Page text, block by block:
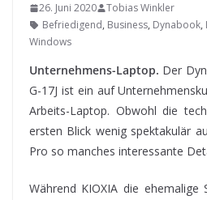
26. Juni 2020
Tobias Winkler
Befriedigend, Business, Dynabook,
Windows
Unternehmens-Laptop. Der
G-17J ist ein auf
Arbeits-Laptop. Obwohl die
ersten Blick wenig spektakulär
Pro so manches interessante
Während KIOXIA die ehemalige